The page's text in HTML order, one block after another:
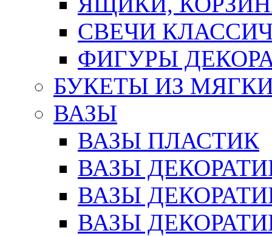
СВЕЧИ
ФИГУРЫ
БУКЕТЫ ИЗ
ВАЗЫ
ВАЗЫ ПЛАСТИК
ВАЗЫ
ВАЗЫ
ВАЗЫ